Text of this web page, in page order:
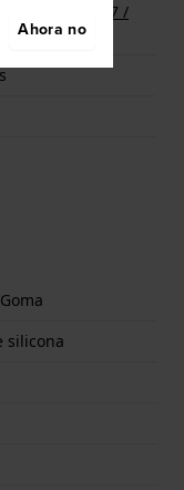
R377 377 /
/ SG4
silicona
Ahora no